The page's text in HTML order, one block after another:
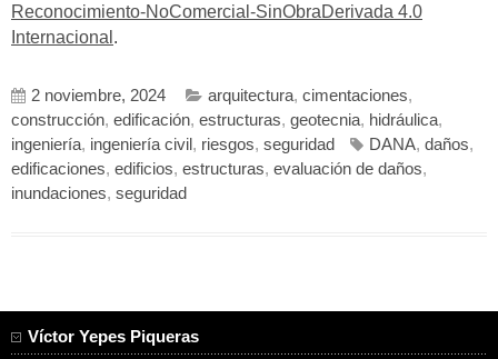
Reconocimiento-NoComercial-SinObraDerivada 4.0
Internacional .
2 noviembre, 2024 arquitectura, cimentaciones,
construcción, edificación, estructuras, geotecnia, hidráulica,
ingeniería, ingeniería civil , riesgos, seguridad DANA, daños,
edificaciones, edificios, estructuras, evaluación de daños,
inundaciones, seguridad
Víctor Yepes Piqueras